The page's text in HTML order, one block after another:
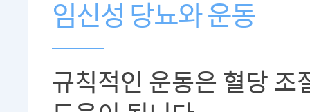
임신성 당뇨와 운동
규칙적인 운동은 혈당 조